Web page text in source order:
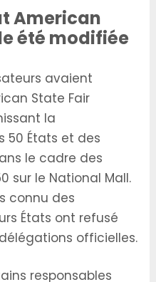
American
été modifiée
avaient
State Fair
la
50 États et des
le cadre des
sur le National Mall.
connu des
États ont refusé
officielles.
responsables